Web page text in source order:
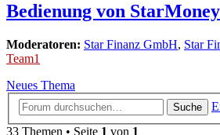
Bedienung von
Moderatoren: Star Finanz GmbH, Star
Team1
Neues Thema
Suche
33 Themen • Seite 1 von 1